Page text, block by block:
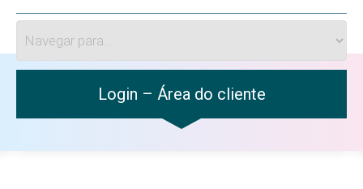
Login – Área do cliente